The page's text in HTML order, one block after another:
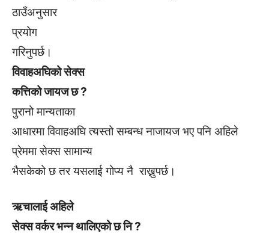
ठाउँअनुसार
प्रयोग
गरिनुपर्छ।
विवाहअघिको सेक्स
कत्तिको जायज छ ?
पुरानो मान्यताका
आधारमा विवाहअघि त्यस्तो सम्बन्ध नाजायज भए पनि अहिले
प्रेममा सेक्स सामान्य
भैसकेको छ तर यसलाई गोप्य नै राख्नुपर्छ।
ऋचालाई अहिले
सेक्स वर्कर भन्न थालिएको छ नि ?